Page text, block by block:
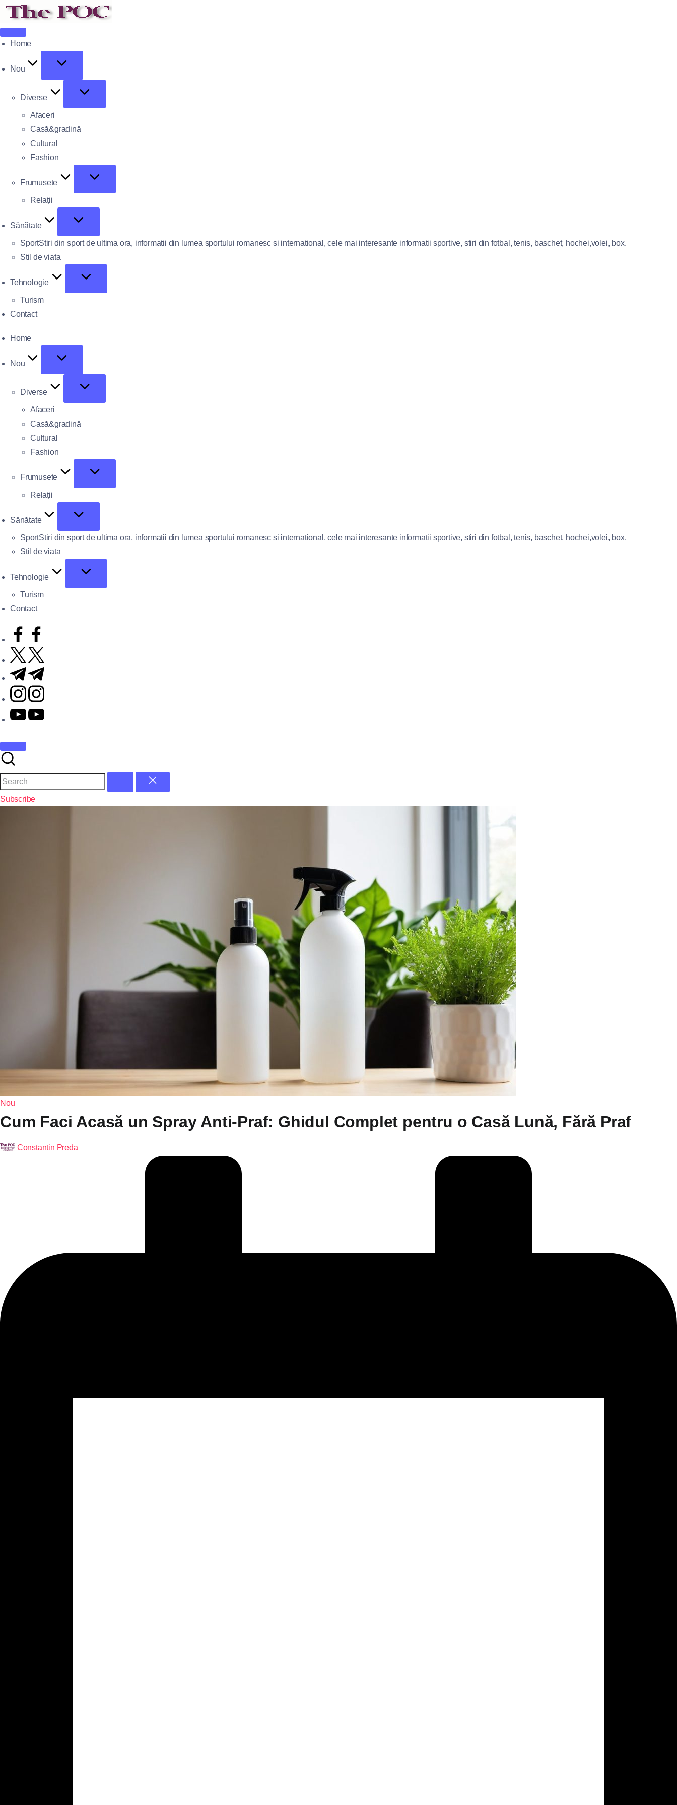
Home
Nou
Diverse
Afaceri
Casă&gradină
Cultural
Fashion
Frumusete
Relații
Sănătate
SportStiri din sport de ultima ora, informatii din lumea sportului romanesc si international, cele mai interesante informatii sportive, stiri din fotbal, tenis, baschet, hochei,volei, box.
Stil de viata
Tehnologie
Turism
Contact
Home
Nou
Diverse
Afaceri
Casă&gradină
Cultural
Fashion
Frumusete
Relații
Sănătate
SportStiri din sport de ultima ora, informatii din lumea sportului romanesc si international, cele mai interesante informatii sportive, stiri din fotbal, tenis, baschet, hochei,volei, box.
Stil de viata
Tehnologie
Turism
Contact
Subscribe
Nou
Cum Faci Acasă un Spray Anti-Praf: Ghidul Complet pentru o Casă Lună, Fără Praf
Constantin Preda